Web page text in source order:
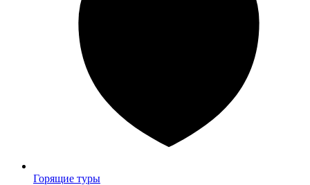
Горящие туры